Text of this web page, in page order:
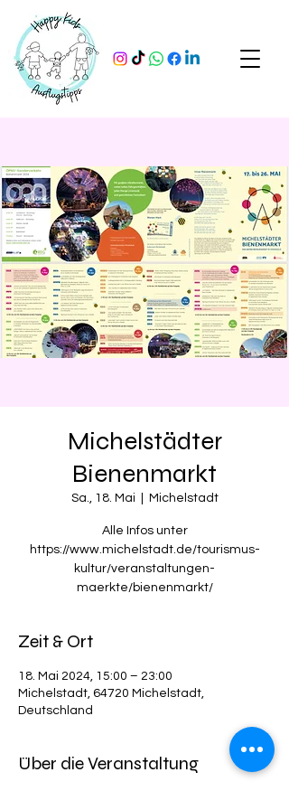
Michelstädter
Bienenmarkt
Sa., 18. Mai Michelstadt
Alle Infos unter
https://www.michelstadt.de/tourismus-
kultur/veranstaltungen-
maerkte/bienenmarkt/
Zeit & Ort
18. Mai 2024, 15:00 – 23:00
Michelstadt, 64720 Michelstadt,
Deutschland
Über die Veranstaltung